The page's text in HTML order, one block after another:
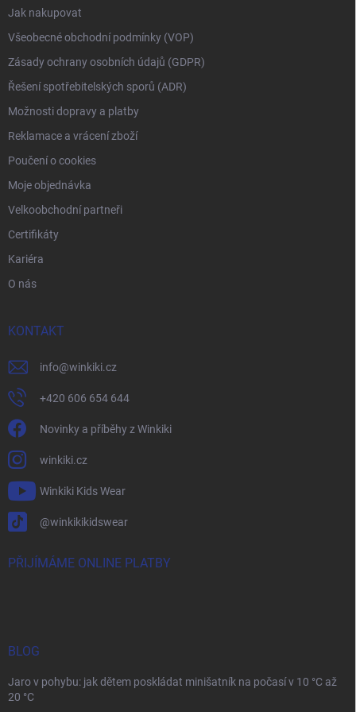
Jak nakupovat
Všeobecné obchodní podmínky (VOP)
Zásady ochrany osobních údajů (GDPR)
Řešení spotřebitelských sporů (ADR)
Možnosti dopravy a platby
Reklamace a vrácení zboží
Poučení o cookies
Moje objednávka
Velkoobchodní partneři
Certifikáty
Kariéra
O nás
KONTAKT
info@winkiki.cz
+420 606 654 644
Novinky a příběhy z Winkiki
winkiki.cz
Winkiki Kids Wear
@winkikikidswear
PŘIJÍMÁME ONLINE PLATBY
BLOG
Jaro v pohybu: jak dětem poskládat minišatník na počasí v 10 °C až
20 °C